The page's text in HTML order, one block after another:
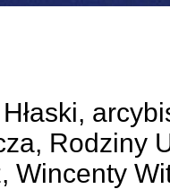
Rodziny
Wincenty